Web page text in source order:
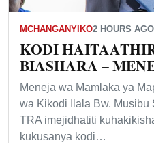
MCHANGANYIKO2 HOURS AGO
KODI
BIASHARA –
Meneja wa Mamlaka ya
wa Kikodi Ilala Bw. Musibu
TRA imejidhatiti
kukusanya kodi…